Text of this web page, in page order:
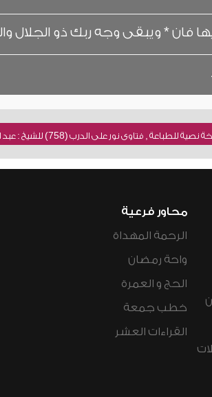
فان * ويبقى وجه ربك ذو الجلال
للطباعة , فتاوى نور على الدرب (758) للشيخ : عبد العزيز بن باز
محاور فرعية
الرحمة المهداة
واحة رمضان
الحج و العمرة
خطب جمعة
القراءات العشر